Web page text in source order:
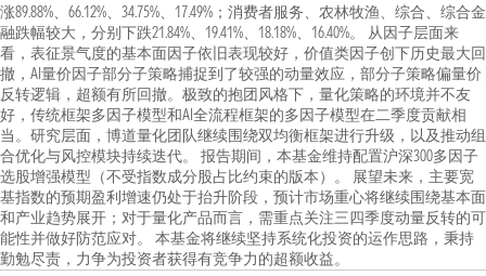
涨89.88%、66.12%、34.75%、17.49%；消费者服务、农林牧渔、综合、综合金
融跌幅较大，分别下跌21.84%、19.41%、18.18%、16.40%。 从因子层面来
看，表征景气度的基本面因子依旧表现较好，价值类因子创下历史最大回
撤，AI量价因子部分子策略捕捉到了较强的动量效应，部分子策略偏量价
反转逻辑，超额有所回撤。极致的抱团风格下，量化策略的环境并不友
好，传统框架多因子模型和AI全流程框架的多因子模型在二季度贡献相
当。研究层面，博道量化团队继续围绕双均衡框架进行升级，以及推动组
合优化与风控模块持续迭代。 报告期间，本基金维持配置沪深300多因子
选股增强模型（不受指数成分股占比约束的版本）。 展望未来，主要宽
基指数的预期盈利增速仍处于抬升阶段，预计市场重心将继续围绕基本面
和产业趋势展开；对于量化产品而言，需重点关注三四季度动量反转的可
能性并做好防范应对。 本基金将继续坚持系统化投资的运作思路，秉持
勤勉尽责，力争为投资者获得有竞争力的超额收益。